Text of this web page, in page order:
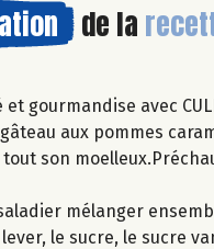
de la
gourmandise avec
aux pommes
tout son
mélanger
le sucre, le sucre